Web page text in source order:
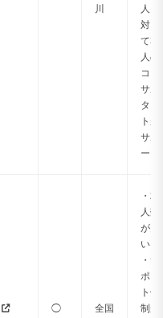
川
人に
対し
て3
人の
コン
サル
タン
トが
サポ
ート
◯ 全国
・求
人数
が多
い
・サ
ポー
ト体
制が